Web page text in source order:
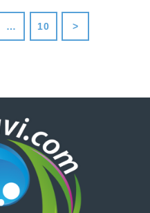
… 10 >